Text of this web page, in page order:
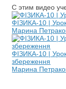
С этим видео
ФІЗИКА-10 |
Марина
ФІЗИКА-10 |
збереження
Марина